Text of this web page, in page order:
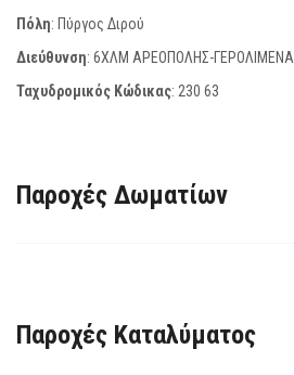
Πόλη: Πύργος Διρού
Διεύθυνση: 6ΧΛΜ ΑΡΕΟΠΟΛΗΣ-ΓΕΡΟΛΙΜΕΝΑ
Ταχυδρομικός Κώδικας: 230 63
Παροχές Δωματίων
Παροχές Καταλύματος